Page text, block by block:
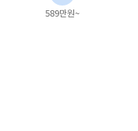
589만원~